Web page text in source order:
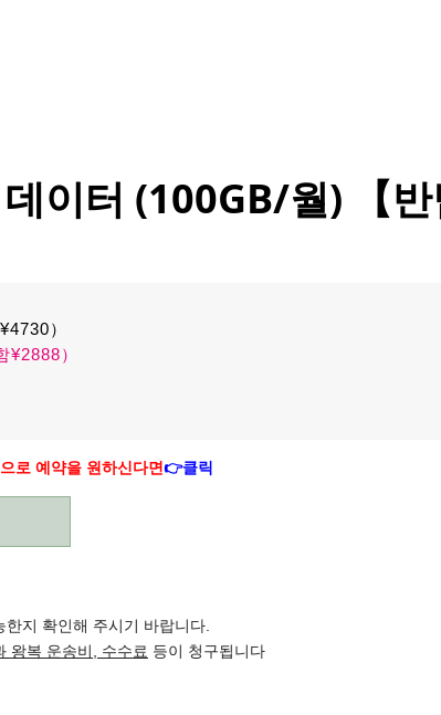
이터 (100GB/월) 【반
）
¥2888）
로 예약을 원하신다면👉클릭
지 확인해 주시기 바랍니다.
왕복 운송비, 수수료 등이 청구됩니다